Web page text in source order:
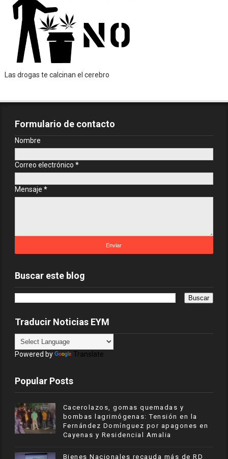
Las drogas te calcinan el cerebro
Formulario de contacto
Nombre
Correo electrónico *
Mensaje *
Buscar este blog
Traducir Noticias EYM
Powered by Translate
Popular Posts
Cacerolazos, gomas quemadas y
bombas lagrimógenas: Tensión en la
Fernández Domínguez por apagones en
Cayenas y Residencial Amalia
Bienes Nacionales recauda más de RD